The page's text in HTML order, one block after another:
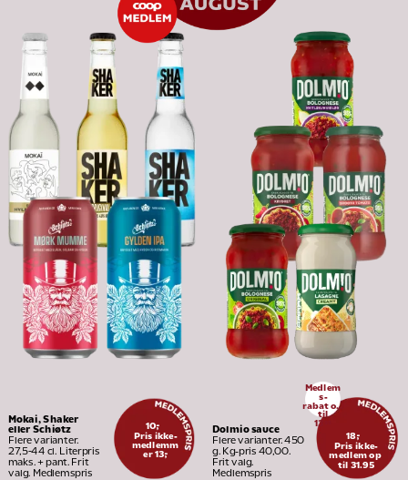
Mokai, Shaker
eller Schiøtz
Flere varianter.
27,5-44 cl. Literpris
maks. + pant. Frit
valg. Medlemspris
10,-
Pris ikke-
medlemm
er 13,-
Dolmio sauce
Flere varianter. 450
g. Kg-pris 40,00.
Frit valg.
Medlemspris
Medlem
s-
rabat op
til
13
18,-
Pris ikke-
medlem op
til 31.95